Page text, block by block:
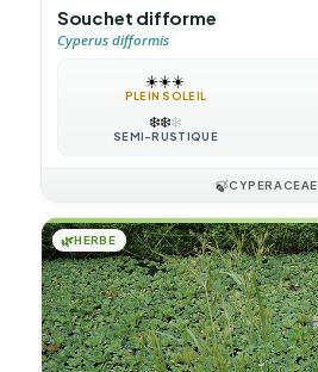
Souchet difforme
Cyperus difformis
☀️☀️☀️
PLEIN SOLEIL
❄️❄️❄️
SEMI-RUSTIQUE
🍃CYPERACEAE
🌿HERBE